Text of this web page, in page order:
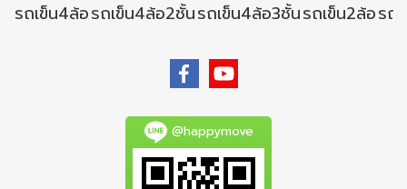
รถเข็น4ล้อรถเข็น4ล้อ2ชั้นรถเข็น4ล้อ3ชั้นรถเข็น2ล้อรถ
@happymove